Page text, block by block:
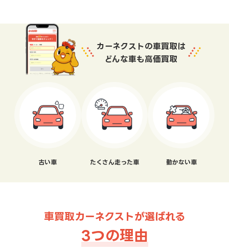
カーネクストの車買取は
どんな車も高価買取
古い車 たくさん走った車 動かない車
車買取カーネクストが選ばれる
3つの理由